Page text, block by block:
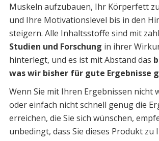
Muskeln aufzubauen, Ihr Körperfett
und Ihre Motivationslevel bis in den
steigern. Alle Inhaltsstoffe sind mit
Studien und Forschung in ihrer
hinterlegt, und es ist mit Abstand das
was wir bisher für gute Ergebnisse
Wenn Sie mit Ihren Ergebnissen nicht
oder einfach nicht schnell genug die
erreichen, die Sie sich wünschen,
unbedingt, dass Sie dieses Produkt zu